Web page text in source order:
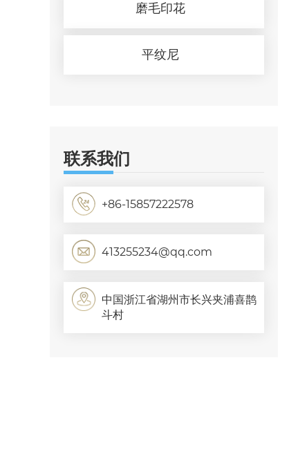
磨毛印花
平纹尼
联系我们
+86-15857222578
413255234@qq.com
中国浙江省湖州市长兴夹浦喜鹊
斗村